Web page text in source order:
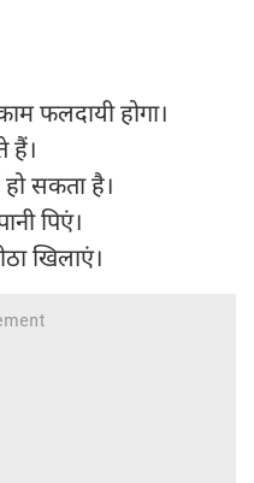
फलदायी होगा।
हैं।
सकता है।
पिएं।
खिलाएं।